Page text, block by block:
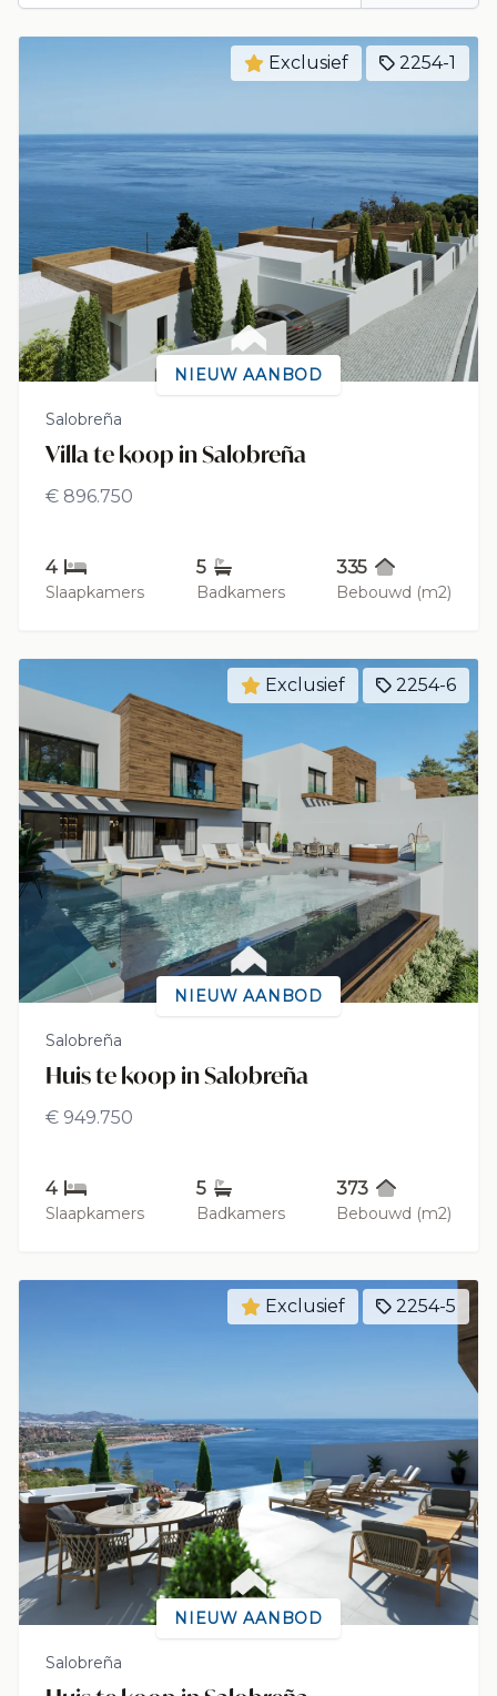
Exclusief 2254-1
NIEUW AANBOD
Salobreña
Villa te koop in Salobreña
€ 896.750
4
Slaapkamers
5
Badkamers
335
Bebouwd (m2)
Exclusief 2254-6
NIEUW AANBOD
Salobreña
Huis te koop in Salobreña
€ 949.750
4
Slaapkamers
5
Badkamers
373
Bebouwd (m2)
Exclusief 2254-5
NIEUW AANBOD
Salobreña